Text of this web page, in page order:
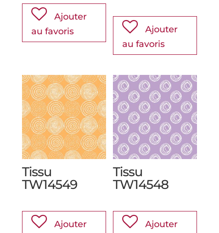
Ajouter
au favoris
Ajouter
au favoris
Tissu
TW14549
Ajouter
Tissu
TW14548
Ajouter